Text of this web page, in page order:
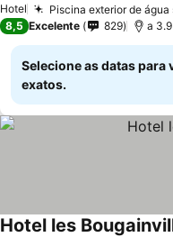
Hotel Piscina exterior de água
8,5 Excelente 829 a
Selecione as datas para
exatos.
Hotel les